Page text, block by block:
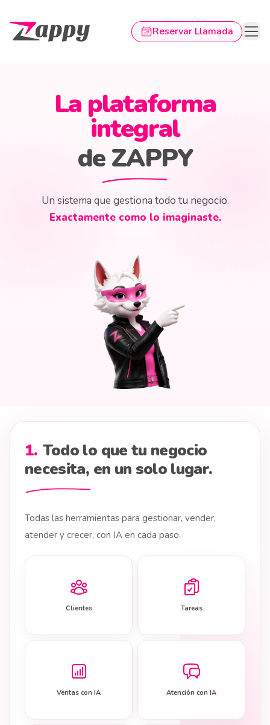
Página de inicio de Zappy Reservar Llamada
La plataforma
integral
de ZAPPY
Un sistema que gestiona todo tu negocio.
Exactamente como lo imaginaste.
1. Todo lo que tu negocio
necesita, en un solo lugar.
Todas las herramientas para gestionar, vender,
atender y crecer, con IA en cada paso.
Clientes Tareas
Ventas con IA Atención con IA